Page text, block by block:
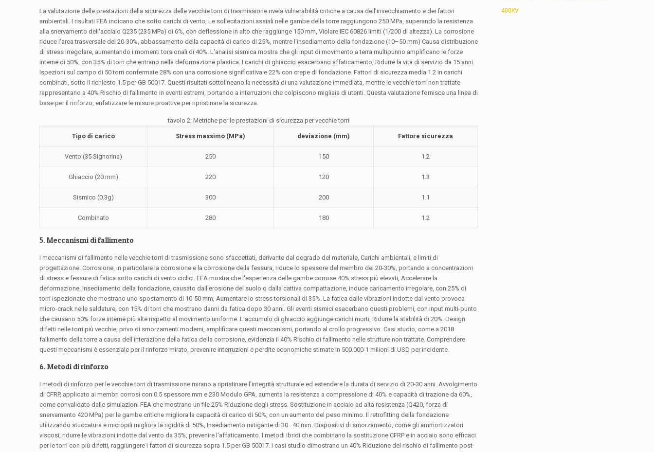
La valutazione delle prestazioni della sicurezza delle vecchie torri di trasmissione rivela vulnerabilità critiche a causa dell'invecchiamento e dei fattori
ambientali. I risultati FEA indicano che sotto carichi di vento, Le sollecitazioni assiali nelle gambe della torre raggiungono 250 MPa, superando la resistenza
alla snervamento dell'acciaio Q235 (235 MPa) di 6%, con deflessione in alto che raggiunge 150 mm, Violare IEC 60826 limiti (1/200 di altezza). La corrosione
riduce l'area trasversale del 20-30%, abbassamento della capacità di carico di 25%, mentre l'insediamento della fondazione (10–50 mm) Causa distribuzione
di stress irregolare, aumentando i momenti torsionali di 40%. L'analisi sismica mostra che gli input di movimento a terra multipunno amplificano le forze
interne di 50%, con 35% di torri che entrano nella deformazione plastica. I carichi di ghiaccio esacerbano affaticamento, Ridurre la vita di servizio da 15 anni.
Ispezioni sul campo di 50 torri confermate 28% con una corrosione significativa e 22% con crepe di fondazione. Fattori di sicurezza media 1.2 in carichi
combinati, sotto il richiesto 1.5 per GB 50017. Questi risultati sottolineano la necessità di una valutazione immediata, mentre le vecchie torri non trattate
rappresentano a 40% Rischio di fallimento in eventi estremi, portando a interruzioni che colpiscono migliaia di utenti. Questa valutazione fornisce una linea di
base per il rinforzo, enfatizzare le misure proattive per ripristinare la sicurezza.
tavolo 2: Metriche per le prestazioni di sicurezza per vecchie torri
Tipo di carico Stress massimo (MPa) deviazione (mm) Fattore sicurezza
Vento (35 Signorina) 250 150 1.2
Ghiaccio (20 mm) 220 120 1.3
Sismico (0.3g) 300 200 1.1
Combinato 280 180 1.2
5. Meccanismi di fallimento
I meccanismi di fallimento nelle vecchie torri di trasmissione sono sfaccettati, derivante dal degrado del materiale, Carichi ambientali, e limiti di
progettazione. Corrosione, in particolare la corrosione e la corrosione della fessura, riduce lo spessore del membro del 20-30%, portando a concentrazioni
di stress e fessure di fatica sotto carichi di vento ciclici. FEA mostra che l'esperienza delle gambe corrose 40% stress più elevati, Accelerare la
deformazione. Insediamento della fondazione, causato dall'erosione del suolo o dalla cattiva compattazione, induce caricamento irregolare, con 25% di
torri ispezionate che mostrano uno spostamento di 10-50 mm, Aumentare lo stress torsionali di 35%. La fatica dalle vibrazioni indotte dal vento provoca
micro-crack nelle saldature, con 15% di torri che mostrano danni da fatica dopo 30 anni. Gli eventi sismici esacerbano questi problemi, con input multi-punto
che causano 50% forze interne più alte rispetto al movimento uniforme. L'accumulo di ghiaccio aggiunge carichi morti, Ridurre la stabilità di 20%. Design
difetti nelle torri più vecchie, privo di smorzamenti moderni, amplificare questi meccanismi, portando al crollo progressivo. Casi studio, come a 2018
fallimento della torre a causa dell'interazione della fatica della corrosione, evidenzia il 40% Rischio di fallimento nelle strutture non trattate. Comprendere
questi meccanismi è essenziale per il rinforzo mirato, prevenire interruzioni e perdite economiche stimate in 500.000-1 milioni di USD per incidente.
6. Metodi di rinforzo
I metodi di rinforzo per le vecchie torri di trasmissione mirano a ripristinare l'integrità strutturale ed estendere la durata di servizio di 20-30 anni. Avvolgimento
di CFRP, applicato ai membri corrosi con 0.5 spessore mm e 230 Modulo GPA, aumenta la resistenza a compressione di 40% e capacità di trazione da 60%,
come convalidato dalle simulazioni FEA che mostrano un file 25% Riduzione degli stress. Sostituzione in acciaio ad alta resistenza (Q420, forza di
snervamento 420 MPa) per le gambe critiche migliora la capacità di carico di 50%, con un aumento del peso minimo. Il retrofitting della fondazione
utilizzando stuccatura e micropili migliora la rigidità di 50%, Insediamento mitigante di 30–40 mm. Dispositivi di smorzamento, come gli ammortizzatori
viscosi, ridurre le vibrazioni indotte dal vento da 35%, prevenire l'affaticamento. I metodi ibridi che combinano la sostituzione CFRP e in acciaio sono efficaci
per le torri con più difetti, raggiungere i fattori di sicurezza sopra 1.5 per GB 50017. I casi studio dimostrano un 40% Riduzione del rischio di fallimento post-
400KV